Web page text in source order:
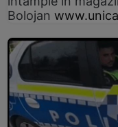
Bolojan